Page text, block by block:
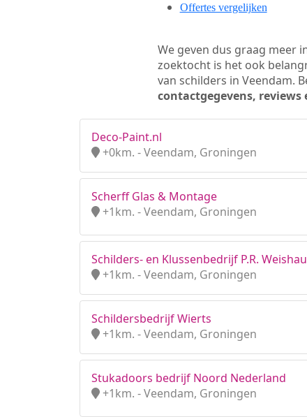
Offertes vergelijken
We geven dus graag meer
zoektocht is het ook
van schilders in Veendam.
contactgegevens, reviews
Deco-Paint.nl
+0km. - Veendam, Groningen
Scherff Glas & Montage
+1km. - Veendam, Groningen
Schilders- en Klussenbedrijf P.R.
+1km. - Veendam, Groningen
Schildersbedrijf Wierts
+1km. - Veendam, Groningen
Stukadoors bedrijf Noord Nederland
+1km. - Veendam, Groningen